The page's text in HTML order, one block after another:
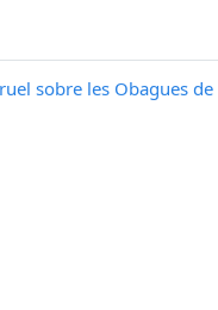
sobre les Obagues